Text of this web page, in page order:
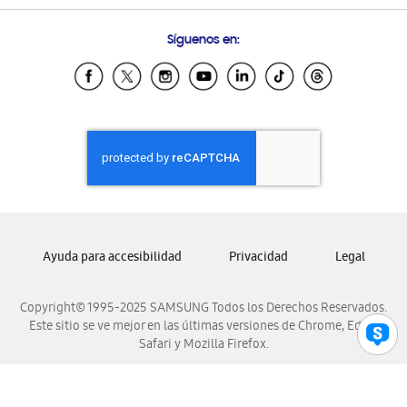
Samsung Ecuador
Samsung El Salvador
Samsung Honduras
Samsung Nicaragua
Samsung Panamá
Samsung Venezuela
Síguenos en:
Copyright© 1995-2025 SAMSUNG Todos los Derechos Reservados.
Este sitio se ve mejor en las últimas versiones de Chrome, Edge,
Safari y Mozilla Firefox.
Ayuda para accesibilidad Privacidad Legal